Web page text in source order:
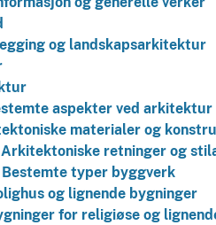
og landskapsarkitektur
aspekter ved arkitektur
materialer og
Arkitektoniske retninger og
Bestemte typer byggverk
og lignende bygninger
for religiøse og